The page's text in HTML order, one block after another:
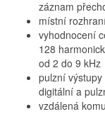
záznam
místní
vyhodnocení
128
od 2 do 9 kHz
pulzní
digitální a
vzdálená